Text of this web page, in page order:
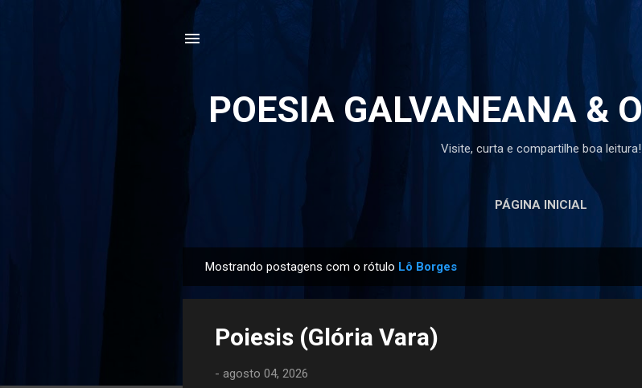
POESIA GALVANEANA &
Visite, curta e compartilhe boa leitura!
PÁGINA INICIAL
o
Mostrando postagens com o rótulo Lô Borges
Poiesis (Glória Vara)
- agosto 04, 2026